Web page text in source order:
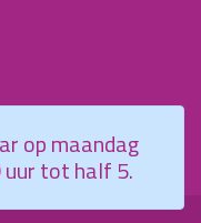
op maandag
tot half 5.